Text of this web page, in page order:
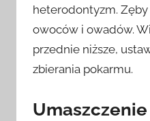
heterodontyzm.
owoców i owadów.
przednie niższe,
zbierania pokarmu.